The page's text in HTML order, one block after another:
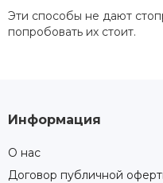
Эти способы не дают
попробовать их стоит.
Информация
О нас
Договор публичной